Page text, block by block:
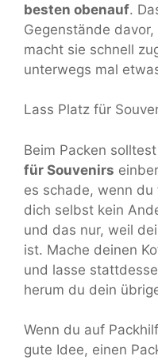
besten obenauf.
Gegenstände
macht sie schnell
unterwegs mal
Lass Platz für
Beim Packen
für Souvenirs
es schade, wenn
dich selbst kein
und das nur, weil
ist. Mache deinen
und lasse
herum du dein
Wenn du auf
gute Idee, einen